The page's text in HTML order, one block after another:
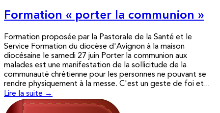
Formation « porter la communion »
Formation proposée par la Pastorale de la Santé et le
Service Formation du diocèse d'Avignon à la maison
diocésaine le samedi 27 juin Porter la communion aux
malades est une manifestation de la sollicitude de la
communauté chrétienne pour les personnes ne pouvant se
rendre physiquement à la messe. C'est un geste de foi et...
Lire la suite →